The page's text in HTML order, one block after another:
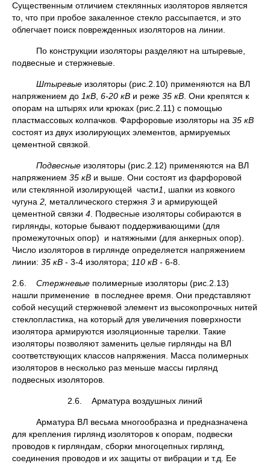
Существенным отличием стеклянных изоляторов является
то, что при пробое закаленное стекло рассыпается, и это
облегчает поиск поврежденных изоляторов на линии.
По конструкции изоляторы разделяют на штыревые,
подвесные и стержневые.
Штыревые изоляторы (рис.2.10) применяются на ВЛ
напряжением до 1кВ 6-20 кВ и реже 35 кВ . Они крепятся к
опорам на штырях или крюках (рис.2.11) с помощью
пластмассовых колпачков. Фарфоровые изоляторы на 35 кВ
состоят из двух изолирующих элементов, армируемых
цементной связкой.
Подвесные изоляторы (рис.2.12) применяются на ВЛ
напряжением 35 кВ и выше. Они состоят из фарфоровой
или стеклянной изолирующей части1
, шапки из ковкого
чугуна 2, металлического стержня 3 и армирующей
цементной связки 4 . Подвесные изоляторы собираются в
гирлянды, которые бывают поддерживающими (для
промежуточных опор) и натяжными (для анкерных опор).
Число изоляторов в гирлянде определяется напряжением
линии: 35 кВ - 3-4 изолятора; 110 кВ - 6-8.
2.6. Стержневые полимерные изоляторы (рис.2.13)
нашли применение в последнее время. Они представляют
собой несущий стержневой элемент из высокопрочных нитей
стеклопластика, на который для увеличения поверхности
изолятора армируются изоляционные тарелки. Такие
изоляторы позволяют заменить целые гирлянды на ВЛ
соответствующих классов напряжения. Масса полимерных
изоляторов в несколько раз меньше массы гирлянд
подвесных изоляторов.
2.6. Арматура воздушных линий
Арматура ВЛ весьма многообразна и предназначена
для крепления гирлянд изоляторов к опорам, подвески
проводов к гирляндам, сборки многоцепных гирлянд,
соединения проводов и их защиты от вибрации и т.д. Ее